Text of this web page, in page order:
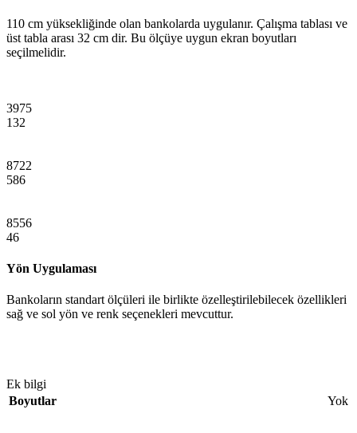
110 cm yüksekliğinde olan bankolarda uygulanır. Çalışma tablası ve
üst tabla arası 32 cm dir. Bu ölçüye uygun ekran boyutları
seçilmelidir.
3975
132
8722
586
8556
46
Yön Uygulaması
Bankoların standart ölçüleri ile birlikte özelleştirilebilecek özellikleri
sağ ve sol yön ve renk seçenekleri mevcuttur.
Ek bilgi
Boyutlar
Yok